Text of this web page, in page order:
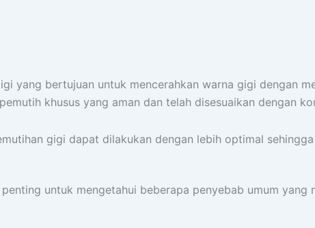
yang bertujuan untuk mencerahkan warna gigi dengan
khusus yang aman dan telah disesuaikan dengan
gigi dapat dilakukan dengan lebih optimal
untuk mengetahui beberapa penyebab umum yang